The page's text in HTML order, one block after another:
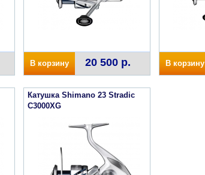
В корзину 20 500 р. В корзину
Катушка Shimano 23 Stradic
C3000XG